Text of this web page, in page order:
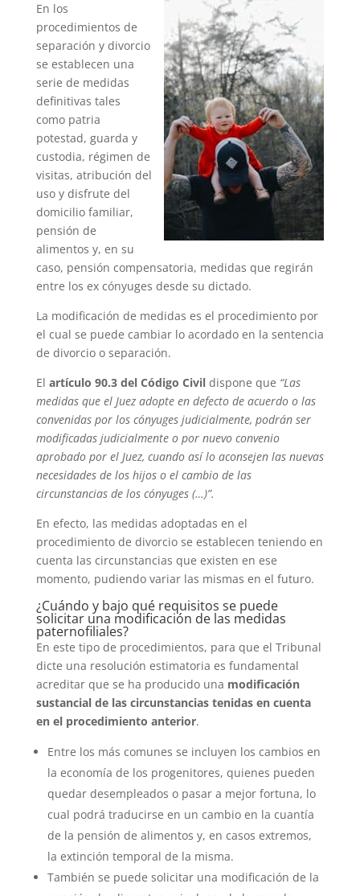
En los
procedimientos de
separación y divorcio
se establecen una
serie de medidas
definitivas tales
como patria
potestad, guarda y
custodia, régimen de
visitas, atribución del
uso y disfrute del
domicilio familiar,
pensión de
alimentos y, en su
caso, pensión compensatoria, medidas que regirán
entre los ex cónyuges desde su dictado.
La modificación de medidas es el procedimiento por
el cual se puede cambiar lo acordado en la sentencia
de divorcio o separación.
El artículo 90.3 del Código Civildispone que “Las
medidas que el Juez adopte en defecto de acuerdo o las
convenidas por los cónyuges judicialmente, podrán ser
modificadas judicialmente o por nuevo convenio
aprobado por el Juez, cuando así lo aconsejen las nuevas
necesidades de los hijos o el cambio de las
circunstancias de los cónyuges (…)”.
En efecto, las medidas adoptadas en el
procedimiento de divorcio se establecen teniendo en
cuenta las circunstancias que existen en ese
momento, pudiendo variar las mismas en el futuro.
¿Cuándo y bajo qué requisitos se puede
solicitar una modificación de las medidas
paternofiliales?
En este tipo de procedimientos, para que el Tribunal
dicte una resolución estimatoria es fundamental
acreditar que se ha producido una modificación
sustancial de las circunstancias tenidas en cuenta
en el procedimiento anterior.
Entre los más comunes se incluyen los cambios en
la economía de los progenitores, quienes pueden
quedar desempleados o pasar a mejor fortuna, lo
cual podrá traducirse en un cambio en la cuantía
de la pensión de alimentos y, en casos extremos,
la extinción temporal de la misma.
También se puede solicitar una modificación de la